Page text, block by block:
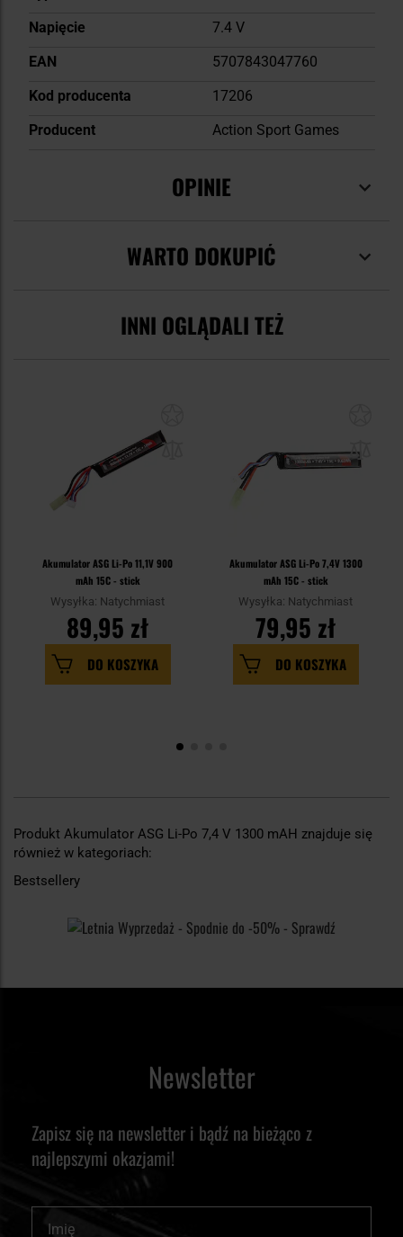
Napięcie
7.4 V
EAN
5707843047760
Kod producenta
17206
Producent
Action Sport Games
OPINIE
WARTO DOKUPIĆ
INNI OGLĄDALI TEŻ
Akumulator ASG Li-Po 11,1V 900
mAh 15C - stick
Wysyłka: Natychmiast
89,95 zł
DO KOSZYKA
Akumulator ASG Li-Po 7,4V 1300
mAh 15C - stick
Wysyłka: Natychmiast
79,95 zł
DO KOSZYKA
Produkt Akumulator ASG Li-Po 7,4 V 1300 mAH znajduje się
również w kategoriach:
Bestsellery
Newsletter
Zapisz się na newsletter i bądź na bieżąco z
najlepszymi okazjami!